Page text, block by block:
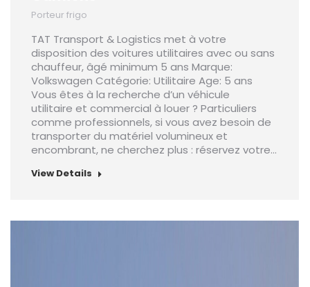
Porteur frigo
TAT Transport & Logistics met à votre
disposition des voitures utilitaires avec ou sans
chauffeur, âgé minimum 5 ans Marque:
Volkswagen Catégorie: Utilitaire Age: 5 ans
Vous êtes à la recherche d’un véhicule
utilitaire et commercial à louer ? Particuliers
comme professionnels, si vous avez besoin de
transporter du matériel volumineux et
encombrant, ne cherchez plus : réservez votre…
View Details